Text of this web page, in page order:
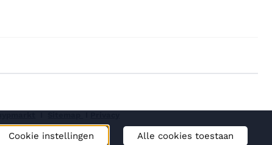
Cookie instellingen Alle cookies toestaan